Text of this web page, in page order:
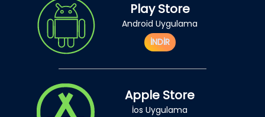
Play Store
Android Uygulama
İNDİR
Apple Store
İos Uygulama